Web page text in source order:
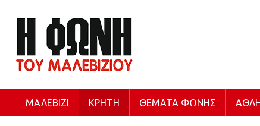
ΜΑΛΕΒΊΖΙ ΚΡΉΤΗ ΘΈΜΑΤΑ ΦΩΝΉΣ